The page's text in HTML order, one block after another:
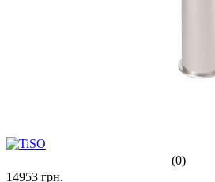
(0)
14953 грн.